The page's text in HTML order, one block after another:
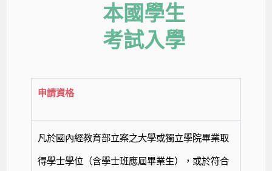
本國學生
考試入學
申請資格
凡於國內經教育部立案之大學或獨立學院畢業取
得學士學位（含學士班應屆畢業生），或於符合